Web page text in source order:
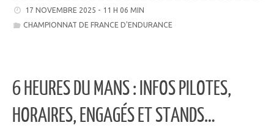
17 NOVEMBRE 2025 - 11 H 06 MIN
CHAMPIONNAT DE FRANCE D'ENDURANCE
6 HEURES DU MANS : INFOS PILOTES,
HORAIRES, ENGAGÉS ET STANDS…